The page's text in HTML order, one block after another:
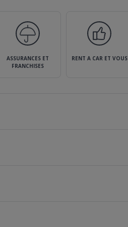
ASSURANCES ET
FRANCHISES
RENT A CAR ET VOUS